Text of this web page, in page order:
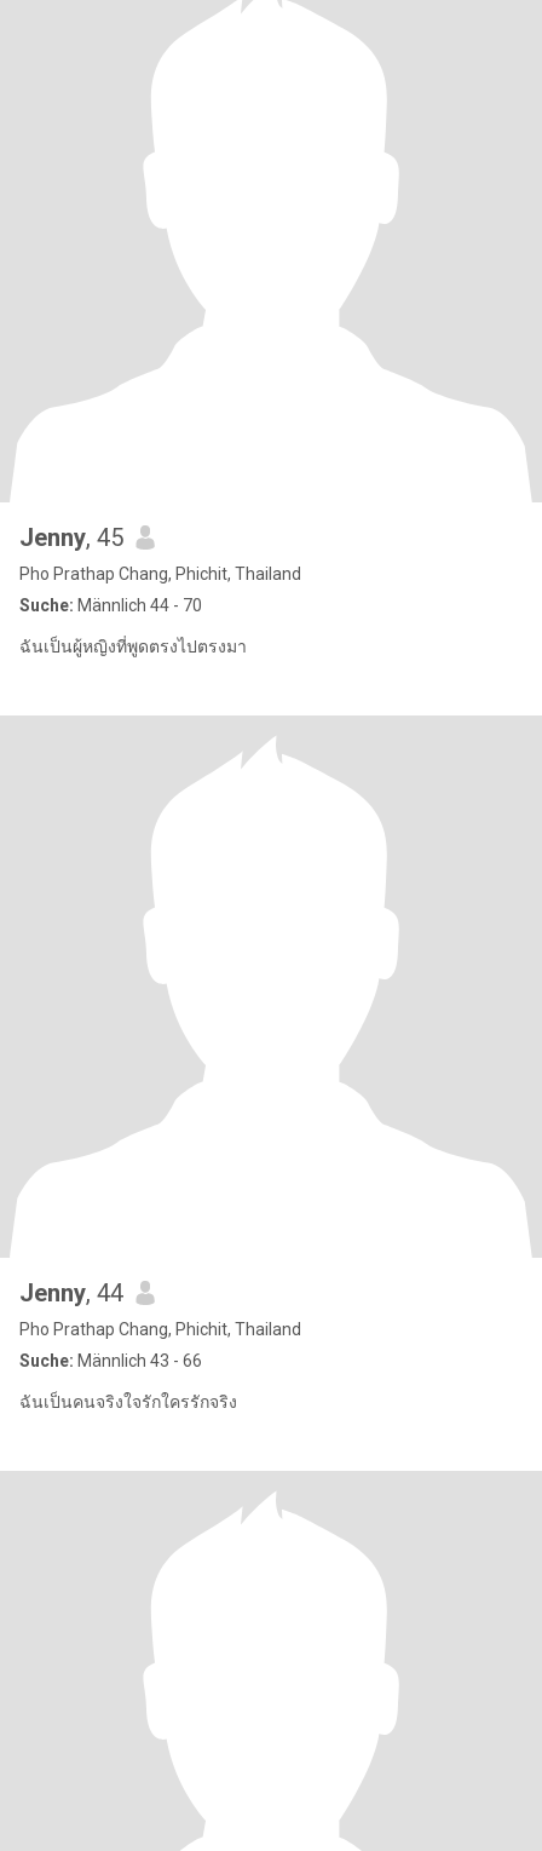
Jenny, 45
Pho Prathap Chang, Phichit, Thailand
Suche: Männlich 44 - 70
ฉันเป็นผู้หญิงที่พูดตรงไปตรงมา
Jenny, 44
Pho Prathap Chang, Phichit, Thailand
Suche: Männlich 43 - 66
ฉันเป็นคนจริงใจรักใครรักจริง